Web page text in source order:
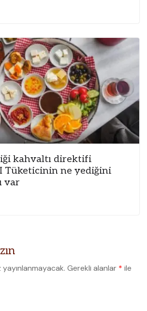
kahvaltı direktifi
I Tüketicinin ne yediğini
var
Gerekli alanlar * ile